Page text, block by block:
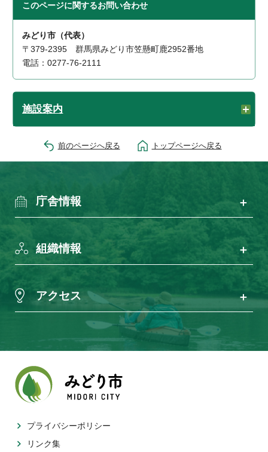
このページに関するお問い合わせ
みどり市（代表）
〒379-2395 群馬県みどり市笠懸町鹿2952番地
電話：0277-76-2111
施設案内
前のページへ戻る トップページへ戻る
庁舎情報
組織情報
アクセス
プライバシーポリシー
リンク集